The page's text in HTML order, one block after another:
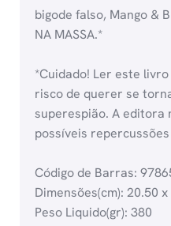
bigode falso, Mango &
NA MASSA.*
*Cuidado! Ler este
risco de querer se
superespião. A editora
possíveis
Código de Barras:
Dimensões(cm): 20.50
Peso Liquido(gr): 380